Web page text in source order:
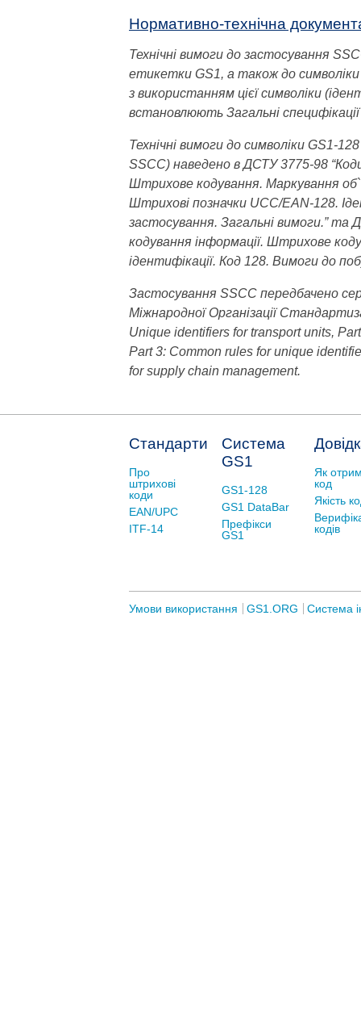
Нормативно-технічна
Технічні вимоги до застосування
етикетки GS1, а також до
з використанням цієї символіки
встановлюють Загальні
Технічні вимоги до символіки GS1-
SSCC) наведено в ДСТУ 3775-98
Штрихове кодування. Маркування
Штрихові позначки UCC/EAN-128.
застосування. Загальні вимоги.” та
кодування інформації. Штрихове
ідентифікації. Код 128. Вимоги до
Застосування SSCC передбачено
Міжнародної Організації
Unique identifiers for transport units,
Part 3: Common rules for unique
for supply chain management.
Стандарти
Про
штрихові
коди
EAN/UPC
ITF-14
Система
GS1
GS1-128
GS1 DataBar
Префікси
GS1
Як
код
Якість
кодів
Умови використання GS1.ORG Система